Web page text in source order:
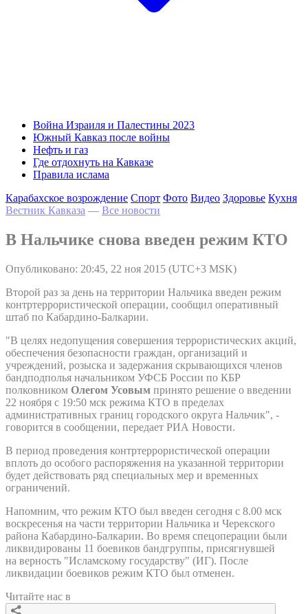
Война Израиля и Палестины 2023
Южный Кавказ после войны
Нефть и газ
Где отдохнуть на Кавказе
Правила ислама
Карабахское возрождение Спорт Фото Видео Здоровье Кухня
Вестник Кавказа — Все новости
В Нальчике снова введен режим КТО
Опубликовано: 20:45, 22 ноя 2015 (UTC+3 MSK)
Второй раз за день на территории Нальчика введен режим
контртеррористической операции, сообщил оперативный
штаб по Кабардино-Балкарии.
"В целях недопущения совершения террористических акций,
обеспечения безопасности граждан, организаций и
учреждений, розыска и задержания скрывающихся членов
бандподполья начальником УФСБ России по КБР
полковником Олегом Усовым принято решение о введении
22 ноября с 19:50 мск режима КТО в пределах
административных границ городского округа Нальчик", -
говорится в сообщении, передает РИА Новости.
В период проведения контртеррористической операции
вплоть до особого распоряжения на указанной территории
будет действовать ряд специальных мер и временных
ограничений.
Напомним, что режим КТО был введен сегодня с 8.00 мск
воскресенья на части территории Нальчика и Черекского
района Кабардино-Балкарии. Во время спецоперации были
ликвидированы 11 боевиков бандгруппы, присягнувшей
на верность "Исламскому государству" (ИГ). После
ликвидации боевиков режим КТО был отменен.
Читайте нас в